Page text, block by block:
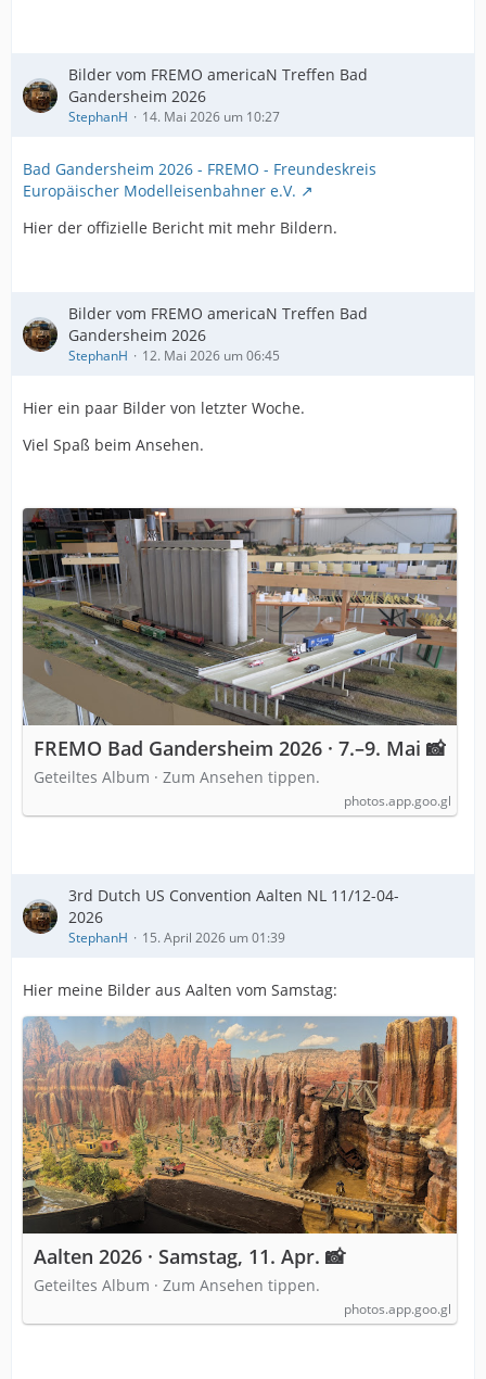
Bilder vom FREMO americaN Treffen Bad
Gandersheim 2026
StephanH 14. Mai 2026 um 10:27
Bad Gandersheim 2026 - FREMO - Freundeskreis
Europäischer Modelleisenbahner e.V.
Hier der offizielle Bericht mit mehr Bildern.
Bilder vom FREMO americaN Treffen Bad
Gandersheim 2026
StephanH 12. Mai 2026 um 06:45
Hier ein paar Bilder von letzter Woche.
Viel Spaß beim Ansehen.
FREMO Bad Gandersheim 2026 · 7.–9. Mai 📸
Geteiltes Album · Zum Ansehen tippen.
photos.app.goo.gl
3rd Dutch US Convention Aalten NL 11/12-04-
2026
StephanH 15. April 2026 um 01:39
Hier meine Bilder aus Aalten vom Samstag:
Aalten 2026 · Samstag, 11. Apr. 📸
Geteiltes Album · Zum Ansehen tippen.
photos.app.goo.gl